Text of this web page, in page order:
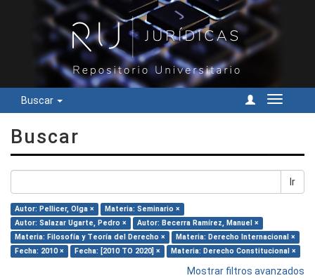
Buscar
Cambiar
Buscar
Ir
Autor: Pellicer, Olga ×
Materia: Seminario ×
Autor: Salazar Ugarte, Pedro ×
Autor: Becerra Ramírez, Manuel ×
Materia: Filosofía y Teoría del Derecho ×
Materia: Derecho Internacional ×
Fecha: 2010 ×
Fecha: [2010 TO 2020] × Materia: Derecho Constitucional ×
Mostrar filtros avanzados